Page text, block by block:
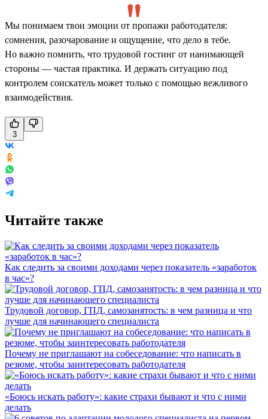
Мы понимаем твои эмоции от пропажи работодателя:
сомнения, разочарование и ощущение, что дело в тебе.
Но важно помнить, что трудовой гостинг от нанимающей
стороны — частая практика. И держать ситуацию под
контролем соискатель может только с помощью вежливого
взаимодействия.
3
Читайте также
Как следить за своими доходами через показатель «заработок
в час»?
Трудовой договор, ГПД, самозанятость: в чем разница и что
лучше для начинающего специалиста
Почему не приглашают на собеседование: что написать в
резюме, чтобы заинтересовать работодателя
«Боюсь искать работу»: какие страхи бывают и что с ними
делать